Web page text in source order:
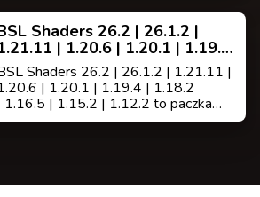
dużo modów i w większości
na serwerach bukkit z
Shaders 26.2 | 26.1.2 |
| 1.20.6 | 1.20.1 | 1.19.4
1.18.2 | 1.16.5 | 1.15.2 | 1.12.2
Capttatsu
Shaders 26.2 | 26.1.2 | 1.21.11 |
| 1.20.1 | 1.19.4 | 1.18.2
1.16.5 | 1.15.2 | 1.12.2 to paczka
dla Minecraft: Edycja Java